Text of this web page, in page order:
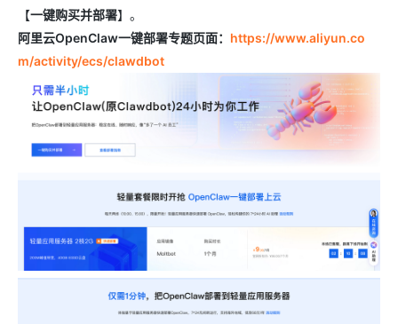
【一键购买并部署】。
阿里云OpenClaw一键部署专题页面： https://www.aliyun.co
m/activity/ecs/clawdbot